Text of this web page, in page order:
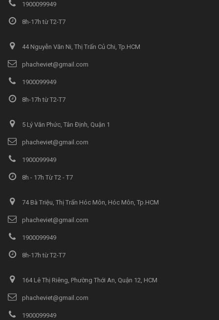
1900099949
8h-17h từ T2-T7
44 Nguyễn Văn Ni, Thị Trấn Củ Chi, Tp.HCM
phacheviet@gmail.com
1900099949
8h-17h từ T2-T7
5 Lý Văn Phức, Tân Định, Quận 1
phacheviet@gmail.com
1900099949
8h - 17h Từ T2 - T7
74 Bà Triệu, Thị Trấn Hóc Môn, Hóc Môn, Tp.HCM
phacheviet@gmail.com
1900099949
8h-17h từ T2-T7
164 Lê Thị Riêng, Phường Thới An, Quận 12, HCM
phacheviet@gmail.com
1900099949